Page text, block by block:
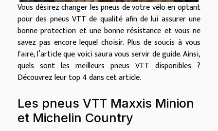
Vous désirez changer les pneus de votre vélo en optant
pour des pneus VTT de qualité afin de lui assurer une
bonne protection et une bonne résistance et vous ne
savez pas encore lequel choisir. Plus de soucis à vous
faire, l’article que voici saura vous servir de guide. Ainsi,
quels sont les meilleurs pneus VTT disponibles ?
Découvrez leur top 4 dans cet article.
Les pneus VTT Maxxis Minion
et Michelin Country